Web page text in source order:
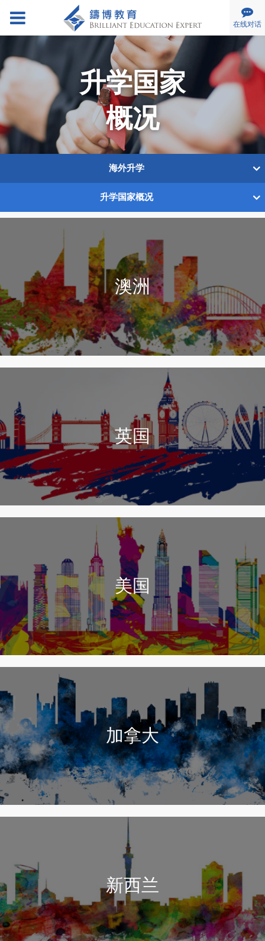
在线对话
公司简介
慈善活动
招募伙伴
服务范围
帮助入学
其他服务
专业顾问
合作伙伴
铸博会员
新闻资讯
最新消息
最新优惠
简体 EN
私隐政策
版权及免责声明
升学国家
概况
海外升学
海外交流团
其他服务
升学国家概况
升学国家概况
商业管理衔接课程 澳洲
英国
美国
加拿大
新西兰